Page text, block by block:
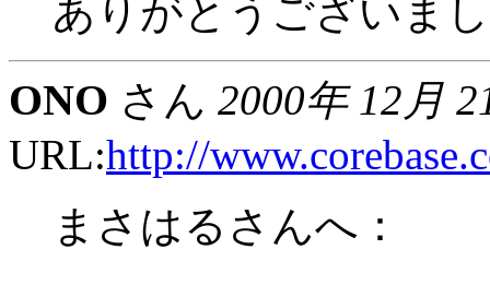
ありがとうございま
ONO さん 2000年 12月
URL:http://
まさはるさんへ：